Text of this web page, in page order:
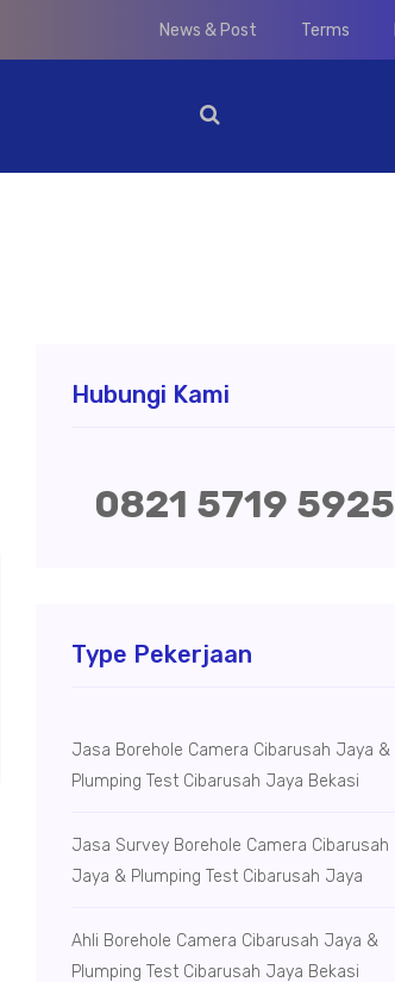
News & Post Terms
Hubungi Kami
0821 5719 5925
Type Pekerjaan
Jasa Borehole Camera Cibarusah Jaya &
Plumping Test Cibarusah Jaya Bekasi
Jasa Survey Borehole Camera Cibarusah
Jaya & Plumping Test Cibarusah Jaya
Ahli Borehole Camera Cibarusah Jaya &
Plumping Test Cibarusah Jaya Bekasi